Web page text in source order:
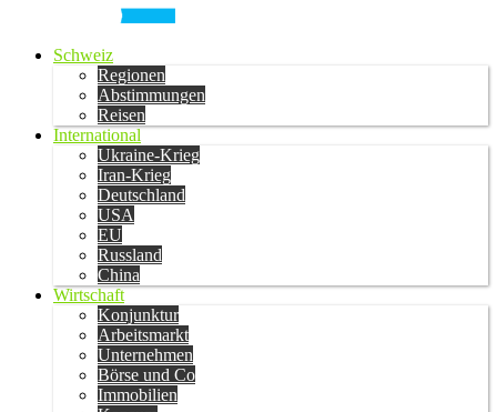
Schweiz
Regionen
Abstimmungen
Reisen
International
Ukraine-Krieg
Iran-Krieg
Deutschland
USA
EU
Russland
China
Wirtschaft
Konjunktur
Arbeitsmarkt
Unternehmen
Börse und Co
Immobilien